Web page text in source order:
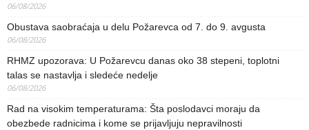
06/08/2026
Obustava saobraćaja u delu Požarevca od 7. do 9. avgusta
06/08/2026
RHMZ upozorava: U Požarevcu danas oko 38 stepeni, toplotni
talas se nastavlja i sledeće nedelje
06/08/2026
Rad na visokim temperaturama: Šta poslodavci moraju da
obezbede radnicima i kome se prijavljuju nepravilnosti